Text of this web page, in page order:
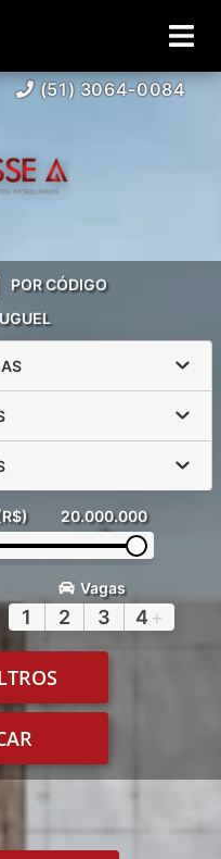
(51) 3064-0084
POR CÓDIGO
20.000.000
Vagas
1 2 3 4 +